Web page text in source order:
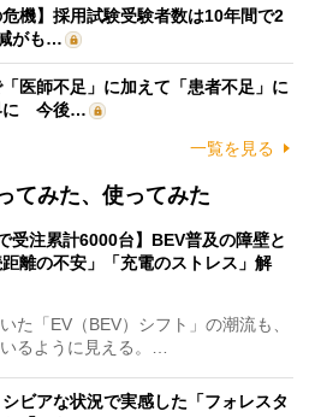
危機】採用試験受験者数は10年間で2
がも…
「医師不足」に加えて「患者不足」に
に 今後…
一覧を見る
てみた、使ってみた
受注累計6000台】BEV普及の障壁と
離の不安」「充電のストレス」解
「EV（BEV）シフト」の潮流も、
るように見える。…
シビアな状況で実感した「フォレスタ